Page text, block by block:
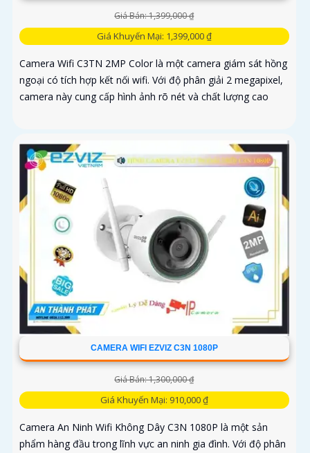
Giá Bán: 1,399,000 ₫
Giá Khuyến Mại: 1,399,000 ₫
Camera Wifi C3TN 2MP Color là một camera giám sát hồng
ngoại có tích hợp kết nối wifi. Với độ phân giải 2 megapixel,
camera này cung cấp hình ảnh rõ nét và chất lượng cao
CAMERA WIFI EZVIZ C3N 1080P
Giá Bán: 1,300,000 ₫
Giá Khuyến Mại: 910,000 ₫
Camera An Ninh Wifi Không Dây C3N 1080P là một sản
phẩm hàng đầu trong lĩnh vực an ninh gia đình. Với độ phân